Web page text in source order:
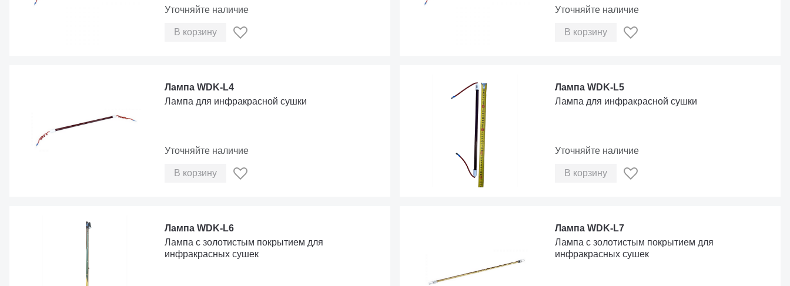
Уточняйте наличие
В корзину
Уточняйте наличие
В корзину
Лампа WDK-L4
Лампа для инфракрасной сушки
Уточняйте наличие
В корзину
Лампа WDK-L5
Лампа для инфракрасной сушки
Уточняйте наличие
В корзину
Лампа WDK-L6
Лампа с золотистым покрытием для
инфракрасных сушек
Лампа WDK-L7
Лампа с золотистым покрытием для
инфракрасных сушек